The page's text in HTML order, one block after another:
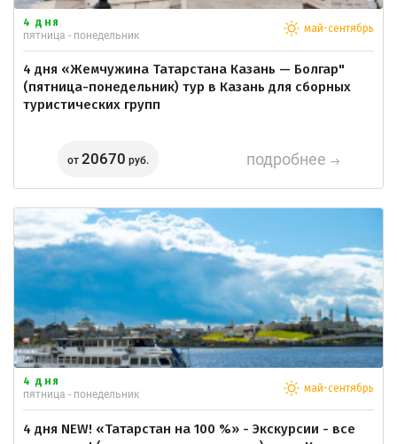
4 дня
пятница - понедельник
май-сентябрь
4 дня «Жемчужина Татарстана Казань — Болгар"
(пятница-понедельник) тур в Казань для сборных
туристических групп
от20670 руб. подробнее
4 дня
пятница - понедельник
май-сентябрь
4 дня NEW! «Татарстан на 100 %» - Экскурсии - все